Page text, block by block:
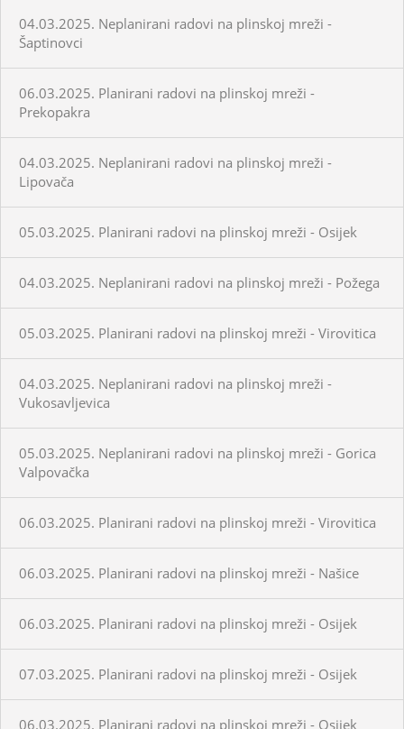
04.03.2025. Neplanirani radovi na plinskoj mreži -
Šaptinovci
06.03.2025. Planirani radovi na plinskoj mreži -
Prekopakra
04.03.2025. Neplanirani radovi na plinskoj mreži -
Lipovača
05.03.2025. Planirani radovi na plinskoj mreži - Osijek
04.03.2025. Neplanirani radovi na plinskoj mreži - Požega
05.03.2025. Planirani radovi na plinskoj mreži - Virovitica
04.03.2025. Neplanirani radovi na plinskoj mreži -
Vukosavljevica
05.03.2025. Neplanirani radovi na plinskoj mreži - Gorica
Valpovačka
06.03.2025. Planirani radovi na plinskoj mreži - Virovitica
06.03.2025. Planirani radovi na plinskoj mreži - Našice
06.03.2025. Planirani radovi na plinskoj mreži - Osijek
07.03.2025. Planirani radovi na plinskoj mreži - Osijek
06.03.2025. Planirani radovi na plinskoj mreži - Osijek